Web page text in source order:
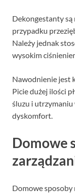
Dekongestanty
przypadku
Należy jednak
wysokim
Nawodnienie jest
Picie dużej ilości
śluzu i utrzymaniu
dyskomfort.
Domowe
Domowe sposoby